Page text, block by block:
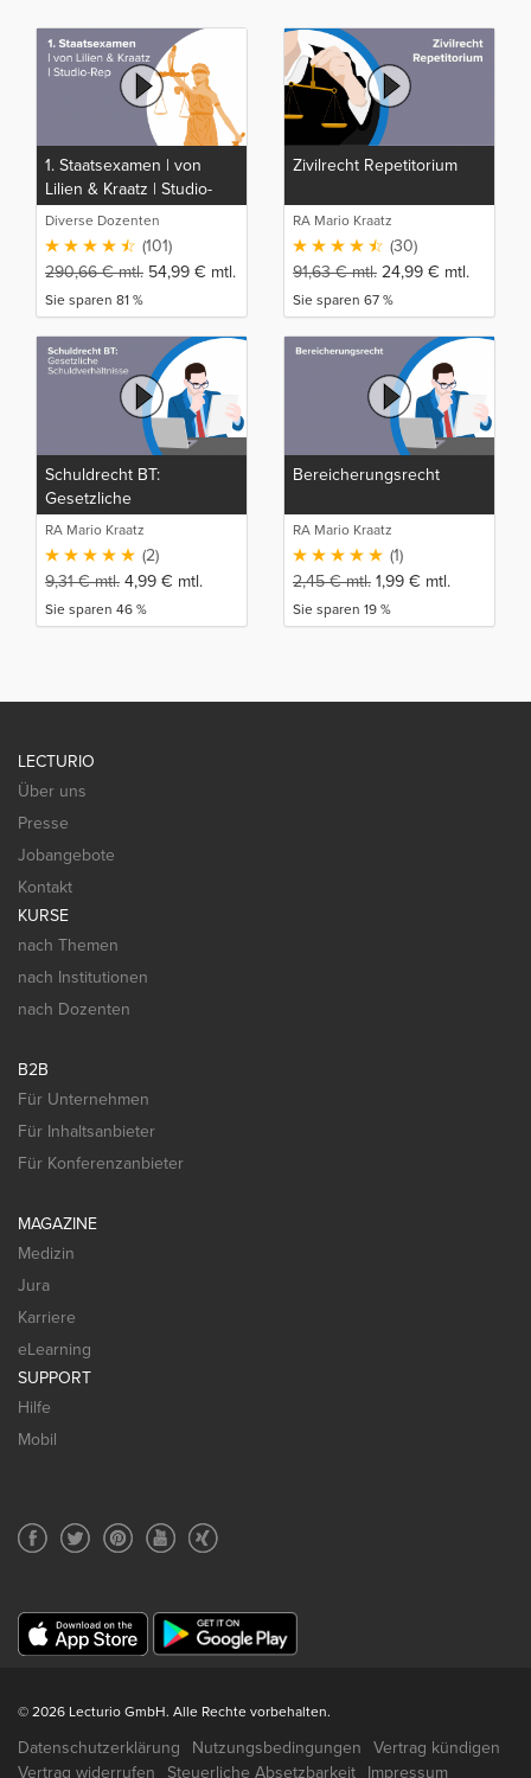
1. Staatsexamen | von
Lilien & Kraatz | Studio-
Rep
Diverse Dozenten
(101)
290,66€mtl. 54,99 € mtl.
Sie sparen 81 %
Zivilrecht Repetitorium
RA Mario Kraatz
(30)
91,63€mtl. 24,99 € mtl.
Sie sparen 67 %
Schuldrecht BT:
Gesetzliche
Schuldverhältnisse
RA Mario Kraatz
(2)
9,31€mtl. 4,99 € mtl.
Sie sparen 46 %
Bereicherungsrecht
RA Mario Kraatz
(1)
2,45€mtl. 1,99 € mtl.
Sie sparen 19 %
LECTURIO
Über uns
Presse
Jobangebote
Kontakt
KURSE
nach Themen
nach Institutionen
nach Dozenten
B2B
Für Unternehmen
Für Inhaltsanbieter
Für Konferenzanbieter
MAGAZINE
Medizin
Jura
Karriere
eLearning
SUPPORT
Hilfe
Mobil
© 2026 Lecturio GmbH. Alle Rechte vorbehalten.
Datenschutzerklärung Nutzungsbedingungen
Vertrag kündigen
Vertrag widerrufen
Steuerliche Absetzbarkeit Impressum